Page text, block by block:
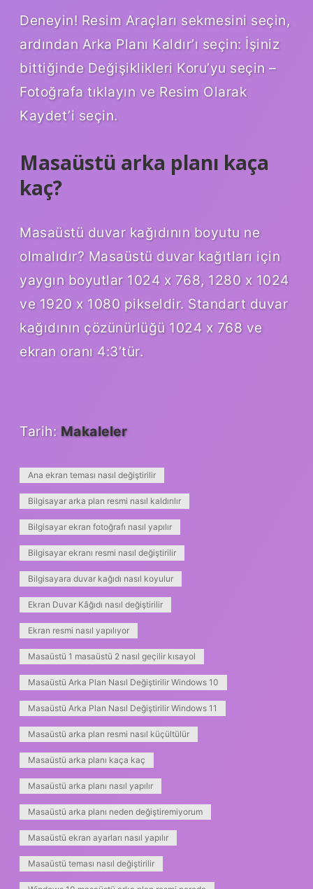
Deneyin! Resim Araçları sekmesini seçin,
ardından Arka Planı Kaldır’ı seçin: İşiniz
bittiğinde Değişiklikleri Koru’yu seçin –
Fotoğrafa tıklayın ve Resim Olarak
Kaydet’i seçin.
Masaüstü arka planı kaça
kaç?
Masaüstü duvar kağıdının boyutu ne
olmalıdır? Masaüstü duvar kağıtları için
yaygın boyutlar 1024 x 768, 1280 x 1024
ve 1920 x 1080 pikseldir. Standart duvar
kağıdının çözünürlüğü 1024 x 768 ve
ekran oranı 4:3’tür.
Tarih: Makaleler
Ana ekran teması nasıl değiştirilir
Bilgisayar arka plan resmi nasıl kaldırılır
Bilgisayar ekran fotoğrafı nasıl yapılır
Bilgisayar ekranı resmi nasıl değiştirilir
Bilgisayara duvar kağıdı nasıl koyulur
Ekran Duvar Kâğıdı nasıl değiştirilir
Ekran resmi nasıl yapılıyor
Masaüstü 1 masaüstü 2 nasıl geçilir kısayol
Masaüstü Arka Plan Nasıl Değiştirilir Windows 10
Masaüstü Arka Plan Nasıl Değiştirilir Windows 11
Masaüstü arka plan resmi nasıl küçültülür
Masaüstü arka planı kaça kaç
Masaüstü arka planı nasıl yapılır
Masaüstü arka planı neden değiştiremiyorum
Masaüstü ekran ayarları nasıl yapılır
Masaüstü teması nasıl değiştirilir